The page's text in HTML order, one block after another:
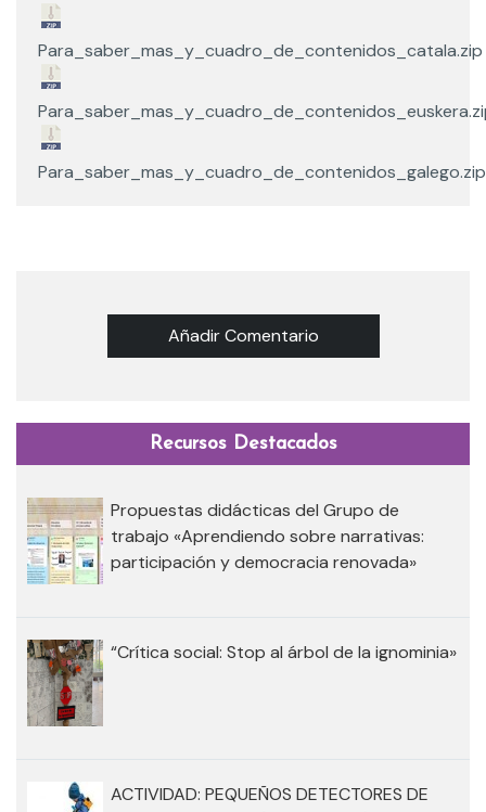
Para_saber_mas_y_cuadro_de_contenidos_catala.zip
Para_saber_mas_y_cuadro_de_contenidos_galego.zip
Añadir Comentario
Recursos Destacados
Propuestas didácticas del Grupo de
trabajo «Aprendiendo sobre narrativas:
participación y democracia renovada»
“Crítica social: Stop al árbol de la ignominia»
ACTIVIDAD: PEQUEÑOS DETECTORES DE